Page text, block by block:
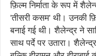
फ़िल्म निर्माता के रूप में
'तीसरी कसम' थी। उनकी
बनाई गई थी। शैलेन्द्र ने
साथ पर्दे पर उतारा।